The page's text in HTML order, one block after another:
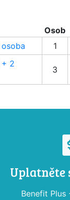
Osob
1
2
3
Uplatněte
Benefit Plus